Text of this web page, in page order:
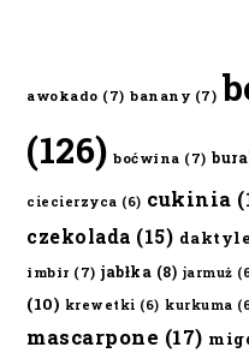
awokado (7) banany (7)
(126) boćwina (7)
ciecierzyca (6) cukinia
czekolada (15) daktyle
imbir (7) jabłka (8) jarmuż
(10) krewetki (6) kurkuma
mascarpone (17)